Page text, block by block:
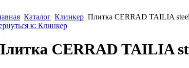
Каталог Клинкер Плитка CERRAD TAILIA steel
к: Клинкер
CERRAD TAILIA